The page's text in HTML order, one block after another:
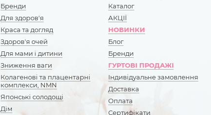
Бренди
Для здоров'я
Краса та догляд
Здоров'я очей
Для мами і дитини
Зниження ваги
Колагенові та плацентарні
комплекси, NMN
Японські солодощі
Дім
Каталог
АКЦІЇ
НОВИНКИ
Блог
Бренди
ГУРТОВІ ПРОДАЖІ
Індивідуальне замовлення
Доставка
Оплата
Сертифікати